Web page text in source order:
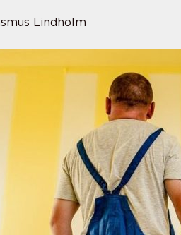
Lindholm